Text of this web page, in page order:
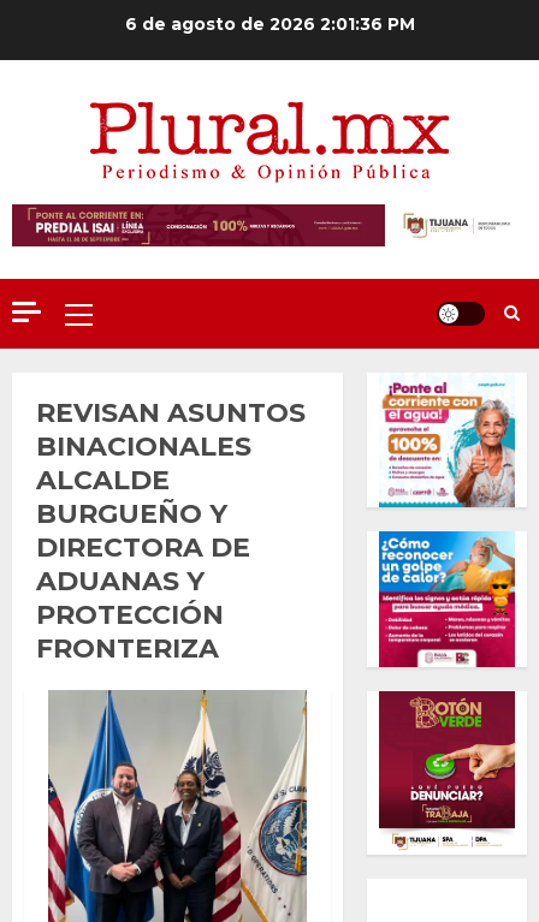
6 de agosto de 2026 2:01:37 PM
Menú
principal
REVISAN ASUNTOS
BINACIONALES
ALCALDE
BURGUEÑO Y
DIRECTORA DE
ADUANAS Y
PROTECCIÓN
FRONTERIZA